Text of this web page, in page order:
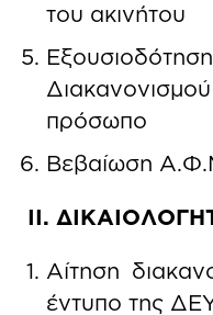
του ακινήτου
πρόσωπο
Βεβαίωση
ΙΙ.
Αίτηση
έντυπο της